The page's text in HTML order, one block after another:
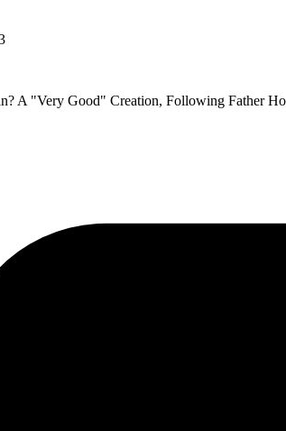
A "Very Good" Creation, Following Father